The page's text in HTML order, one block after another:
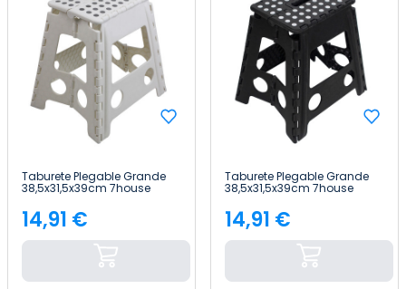
Taburete Plegable Grande
38,5x31,5x39cm 7house
Precio
14,91 €
Taburete Plegable Grande
38,5x31,5x39cm 7house
Precio
14,91 €